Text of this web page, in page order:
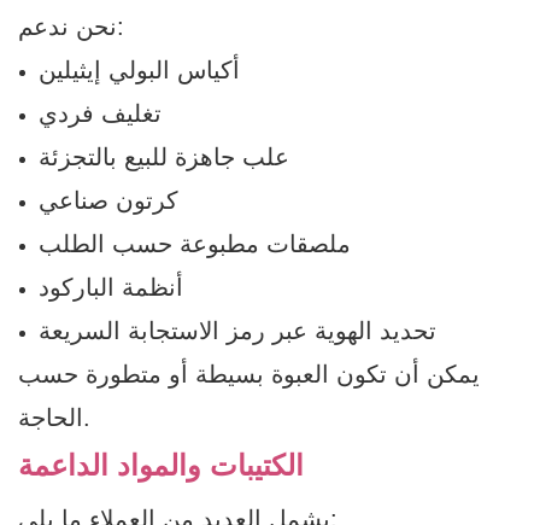
نحن ندعم:
أكياس البولي إيثيلين
تغليف فردي
علب جاهزة للبيع بالتجزئة
كرتون صناعي
ملصقات مطبوعة حسب الطلب
أنظمة الباركود
تحديد الهوية عبر رمز الاستجابة السريعة
يمكن أن تكون العبوة بسيطة أو متطورة حسب
الحاجة.
الكتيبات والمواد الداعمة
يشمل العديد من العملاء ما يلي: